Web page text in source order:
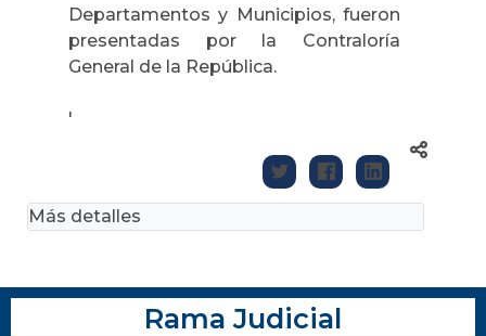
Departamentos y Municipios, fueron
presentadas por la Contraloría
General de la República.
'
Más detalles
Rama Judicial